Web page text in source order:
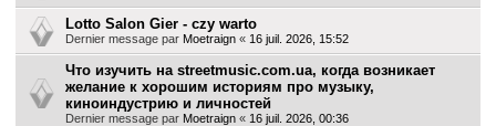
Lotto Salon Gier - czy warto
Dernier message par Moetraign « 16 juil. 2026, 15:52
Что изучить на streetmusic.com.ua, когда возникает
желание к хорошим историям про музыку,
киноиндустрию и личностей
Dernier message par Moetraign « 16 juil. 2026, 00:36